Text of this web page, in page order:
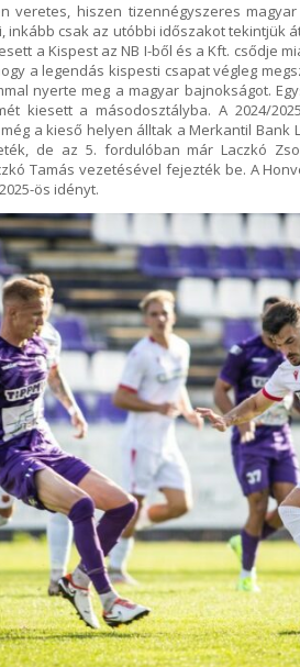
veretes, hiszen tizennégyszeres
csak az utóbbi időszakot tekintjük
a Kispest az NB I-ből és a Kft. csődje
a legendás kispesti csapat végleg
nyerte meg a magyar bajnokságot.
kiesett a másodosztályba. A 2024/
a kieső helyen álltak a Merkantil Bank
de az 5. fordulóban már Laczkó
Tamás vezetésével fejezték be. A
ös idényt.